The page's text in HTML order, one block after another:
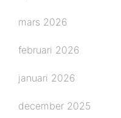
mars 2026
februari 2026
januari 2026
december 2025